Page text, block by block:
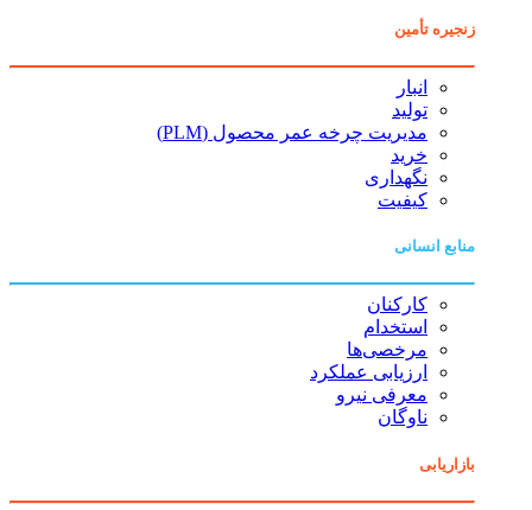
زنجیره تأمین
انبار
تولید
مدیریت چرخه عمر محصول (PLM)
خرید
نگهداری
کیفیت
منابع انسانی
کارکنان
استخدام
مرخصی‌ها
ارزیابی عملکرد
معرفی نیرو
ناوگان
بازاریابی